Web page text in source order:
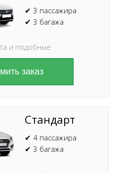
Стандарт
✔ 4 пассажира
✔ 3 багажа
заказ
и подобные
✔ 3 пассажира
✔ 3 багажа